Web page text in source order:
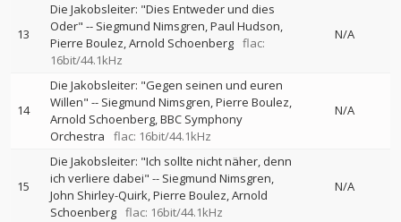
13
Die Jakobsleiter: "Dies Entweder und dies
Oder" -- Siegmund Nimsgren Paul Hudson
Pierre Boulez Arnold Schoenberg flac:
16bit/44.1kHz
N/A
14
Die Jakobsleiter: "Gegen seinen und euren
Willen" -- Siegmund Nimsgren Pierre Boulez
Arnold Schoenberg BBC Symphony
Orchestra
flac: 16bit/44.1kHz
N/A
15
Die Jakobsleiter: "Ich sollte nicht näher, denn
ich verliere dabei" -- Siegmund Nimsgren
John Shirley-Quirk Pierre Boulez Arnold
Schoenberg flac: 16bit/44.1kHz
N/A